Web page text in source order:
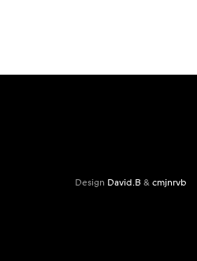
Design David.B & cmjnrvb